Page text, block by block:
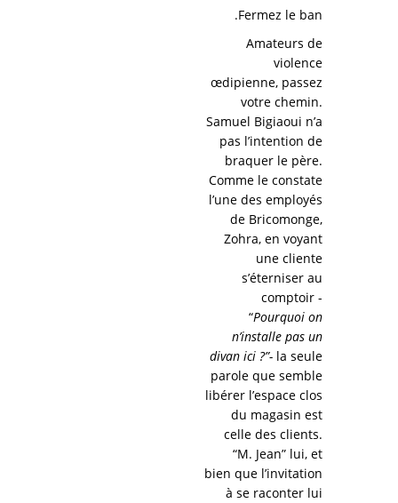
Fermez le ban.
Amateurs de
violence
œdipienne, passez
votre chemin.
Samuel Bigiaoui n’a
pas l’intention de
braquer le père.
Comme le constate
l’une des employés
de Bricomonge,
Zohra, en voyant
une cliente
s’éterniser au
comptoir -
“Pourquoi on
n’installe pas un
divan ici ?”- la seule
parole que semble
libérer l’espace clos
du magasin est
celle des clients.
“M. Jean” lui, et
bien que l’invitation
à se raconter lui